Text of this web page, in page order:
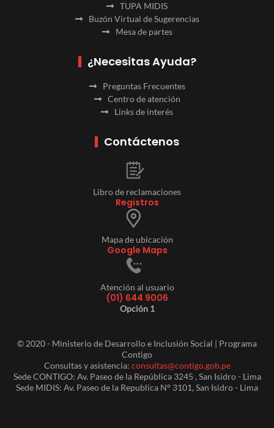
TUPA MIDIS
Buzón Virtual de Sugerencias
Mesa de partes
¿Necesitas Ayuda?
Preguntas Frecuentes
Centro de atención
Links de interés
Contáctenos
Libro de reclamaciones
Registros
Mapa de ubicación
Google Maps
Atención al usuario
(01) 644 9006
Opción 1
© 2020 - Ministerio de Desarrollo e Inclusión Social | Programa
Contigo
Consultas y asistencia: consultas@contigo.gob.pe
Sede CONTIGO: Av. Paseo de la República 3245 , San Isidro - Lima
Sede MIDIS: Av. Paseo de la Republica N° 3101, San Isidro - Lima